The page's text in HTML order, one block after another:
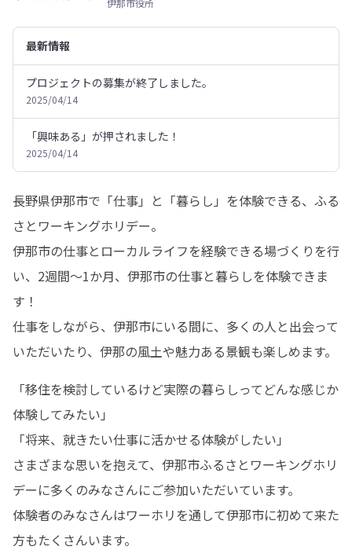
伊那市役所
最新情報
プロジェクトの募集が終了しました。
2025/04/14
「興味ある」が押されました！
2025/04/14
長野県伊那市で「仕事」と「暮らし」を体験できる、ふる
さとワーキングホリデー。
伊那市の仕事とローカルライフを経験できる場づくりを行
い、2週間～1か月、伊那市の仕事と暮らしを体験できま
す！
仕事をしながら、伊那市にいる間に、多くの人と出会って
いただいたり、伊那の風土や魅力ある景観も楽しめます。
「移住を検討しているけど実際の暮らしってどんな感じか
体験してみたい」
「将来、就きたい仕事に活かせる体験がしたい」
さまざまな思いを抱えて、伊那市ふるさとワーキングホリ
デーに多くのみなさんにご参加いただいています。
体験者のみなさんはワーホリを通して伊那市に初めて来た
方もたくさんいます。